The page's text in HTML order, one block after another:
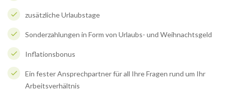
zusätzliche Urlaubstage
Sonderzahlungen in Form von Urlaubs- und Weihnachtsgeld
Inflationsbonus
Ein fester Ansprechpartner für all Ihre Fragen rund um Ihr
Arbeitsverhältnis